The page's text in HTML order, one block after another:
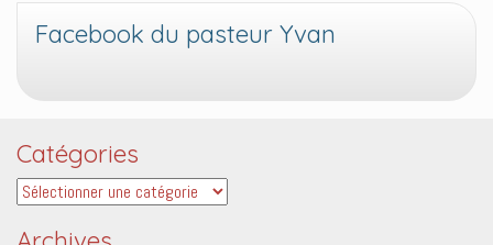
Facebook du pasteur Yvan
Catégories
Catégories